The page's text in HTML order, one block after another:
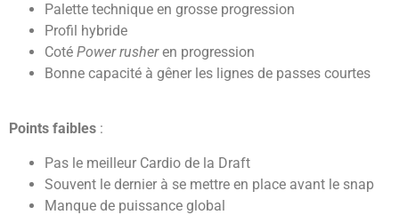
Palette technique en grosse progression
Profil hybride
Coté Power rusheren progression
Bonne capacité à gêner les lignes de passes courtes
Points faibles :
Pas le meilleur Cardio de la Draft
Souvent le dernier à se mettre en place avant le snap
Manque de puissance global